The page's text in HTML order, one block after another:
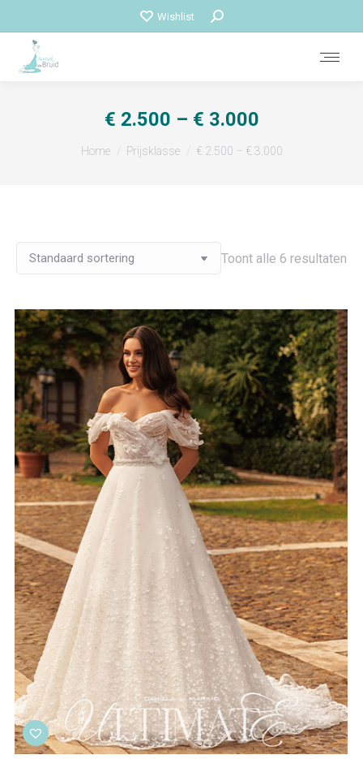
Wishlist Zoeken:
€ 2.500 – € 3.000
Je bent hier:
Home Prijsklasse € 2.500 – € 3.000
Toont alle 6 resultaten